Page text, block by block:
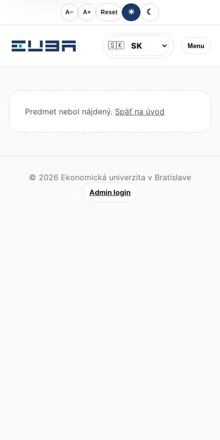
A− A+ Reset ☀ ☾
Menu
Jazyk
🇸🇰
Predmet nebol nájdený. Späť na úvod
© 2026 Ekonomická univerzita v Bratislave
Admin login